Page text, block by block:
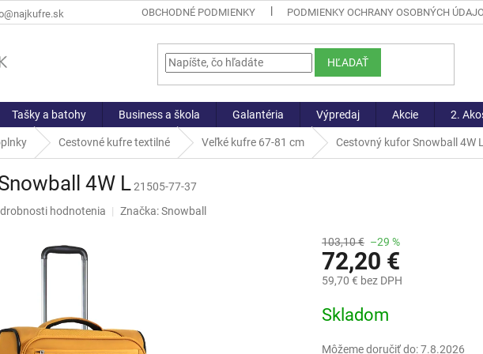
OBCHODNÉ PODMIENKY PODMIENKY OCHRANY OSOBNÝCH
HĽADAŤ
Tašky a batohy Business a škola Galantéria Výpredaj Akcie 2.
Cestovné kufre textilné Veľké kufre 67-81 cm Cestovný kufor Snowball 4W L
4W L21505-77-37
hodnotenia Značka:Snowball
103,10 € –29 %
72,20 €
59,70 € bez DPH
cena:
Skladom
Môžeme doručiť do:7.8.2026